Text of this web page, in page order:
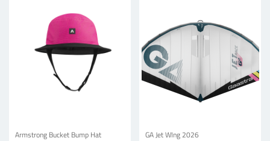
Armstrong Bucket Bump Hat GA Jet WIng 2026